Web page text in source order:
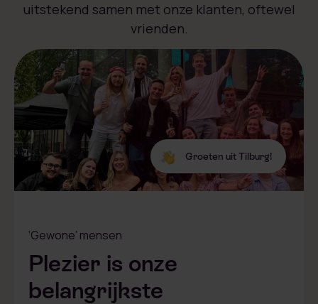
uitstekend samen met onze klanten, oftewel
vrienden.
Groeten uit Tilburg!
‘Gewone’ mensen
Plezier is onze
belangrijkste